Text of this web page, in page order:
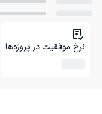
نرخ موفقیت در پروژه‌ها